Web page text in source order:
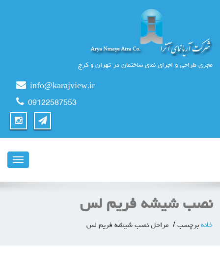
مجری طراحی و اجرای نمای ساختمان در تهران و کرج
info@karajview.ir
09122587553
ناوبری
نصب شیشه فریم لس
خانه برچسب مراحل نصب شیشه فریم لس